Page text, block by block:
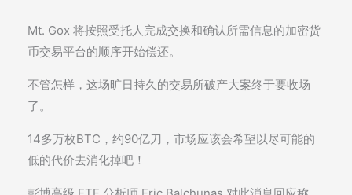
Mt. Gox 将按照受托人完成交换和确认所需信息的加密货
币交易平台的顺序开始偿还。
不管怎样，这场旷日持久的交易所破产大案终于要收场
了。
14多万枚BTC，约90亿刀，市场应该会希望以尽可能的
低的代价去消化掉吧！